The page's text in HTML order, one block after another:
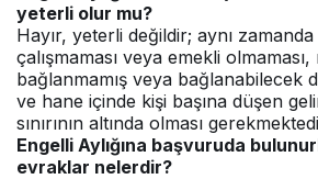
yeterli olur mu?
Hayır, yeterli değildir; aynı
çalışmaması veya emekli
bağlanmamış veya bağlanabilecek
ve hane içinde kişi başına düşen
sınırının altında olması
Engelli Aylığına başvuruda
evraklar nelerdir?